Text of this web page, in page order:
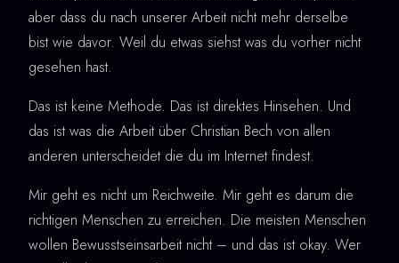
aber dass du nach unserer Arbeit nicht mehr derselbe
bist wie davor. Weil du etwas siehst was du vorher nicht
gesehen hast.
Das ist keine Methode. Das ist direktes Hinsehen. Und
das ist was die Arbeit über Christian Bech von allen
anderen unterscheidet die du im Internet findest.
Mir geht es nicht um Reichweite. Mir geht es darum die
richtigen Menschen zu erreichen. Die meisten Menschen
wollen Bewusstseinsarbeit nicht – und das ist okay. Wer